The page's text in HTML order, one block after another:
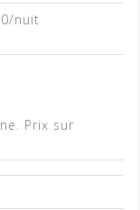
nuit
Prix sur